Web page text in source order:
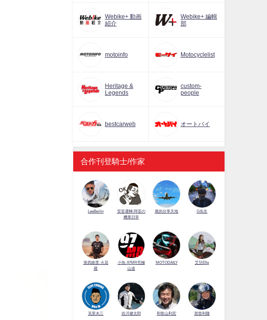
Webike+ 動画
紹介
Webike+ 編輯
部
motoinfo Motocyclelist
Heritage &
Legends
custom-
people
bestcarweb オートバイ
合作刊登騎士/作家
LeeBerlin
安筌運轉 阿筌の
機車日常
展的分享天地 G先生
第四維度-火花
羅
小魚-97MR究極
山道
MOTODAILY 艾兒Elle
克里夫三 佐川健太郎 和歌山利宏 賀曾利隆